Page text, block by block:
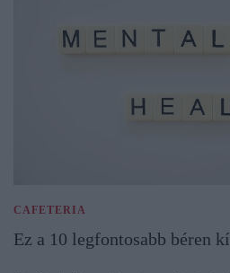
CAFETERIA
Ez a 10 legfontosabb béren